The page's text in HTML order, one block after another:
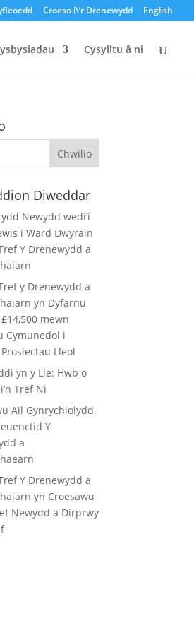
Croeso i\’r Drenewydd English
Cysylltu â ni
Diweddar
Newydd wedi’i
i Ward Dwyrain
Y Drenewydd a
y Drenewydd a
yn Dyfarnu
mewn
Cymunedol i
Lleol
yn y Lle: Hwb o
Tref Ni
Ail Gynrychiolydd
Y
a
Y Drenewydd a
yn Croesawu
Newydd a Dirprwy